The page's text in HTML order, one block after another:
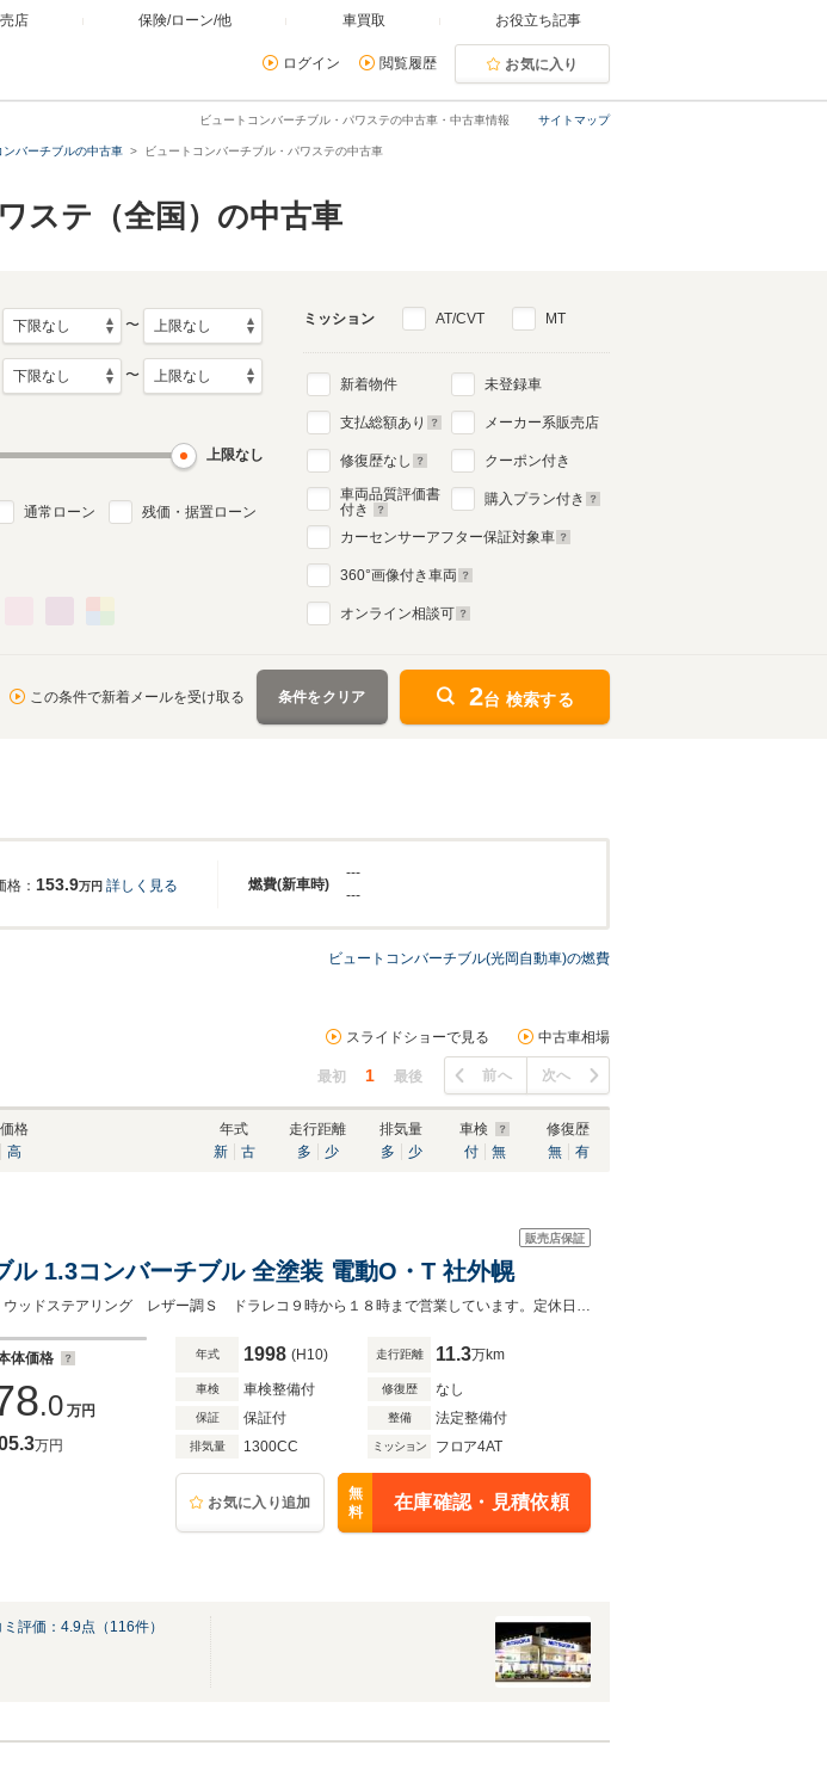
店 保険/ローン/他 車買取 お役立ち記事
ログイン 閲覧履歴 お気に入り
サイトマップ
ビュートコンバーチブル・パワステの中古車・中古車情報
ンバーチブルの中古車 ビュートコンバーチブル・パワステの中古車
ステ（全国）の中古車
〜
〜
上限なし
通常ローン 残価・据置ローン
ミッション AT/CVT MT
新着物件
支払総額あり
修復歴なし
車両品質評価書
付き
未登録車
メーカー系販売店
クーポン付き
購入プラン付き
カーセンサーアフター保証対象車
360°画像付き車両
オンライン相談可
この条件で新着メールを受け取る 条件をクリア 2台 検索する
燃費(新車時)
格： 153.9万円 詳しく見る
---
---
ビュートコンバーチブル(光岡自動車)の燃費
スライドショーで見る 中古車相場
最初 1 最後 前へ 次へ
格
高
年式
新
古
走行距離
多
少
排気量
多
少
車検
付
無
修復歴
無
有
販売店保証
ル 1.3コンバーチブル 全塗装 電動O・T 社外幌
全塗装 電動OT 社外幌(ワイン) ウッドステアリング レザー調Ｓ ドラレコ９時から１８時まで営業しています。定休日：毎週火水
体価格
.0 万円
万円
年式 1998 (H10) 走行距離 11.3万km
車検 車検整備付 修復歴 なし
保証 保証付 整備 法定整備付
排気量 1300CC ミッション フロア4AT
お気に入り追加
無
料
在庫確認・見積依頼
評価： 4.9点（ 116件）